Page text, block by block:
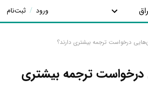
ورود / ثبت‌نام
درخواست ترجمه بیشتری دارند؟
درخواست ترجمه بیشتری